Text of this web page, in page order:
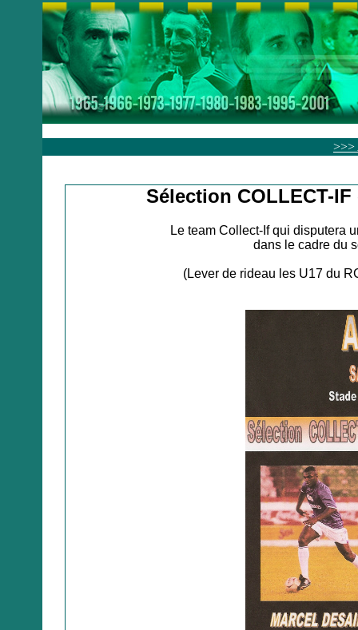
>>>
Sélection COLLECT-
Le team Collect-If qui disputera
dans le cadre du
(Lever de rideau les U17 du